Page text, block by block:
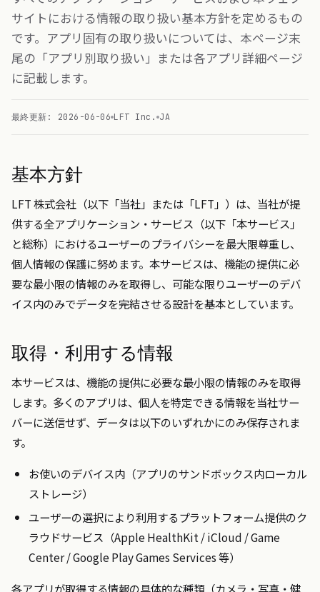
サイトにおける情報の取り扱い基本方針を定めるもの
です。アプリ固有の取り扱いについては、本ページ末
尾の「アプリ別取り扱い」または各アプリ詳細ページ
に記載します。
最終更新: 2026-06-06 LFT Inc. JA
基本方針
LFT 株式会社（以下「当社」または「LFT」）は、当社が提
供する全アプリケーション・サービス（以下「本サービス」
と総称）におけるユーザーのプライバシーを最大限尊重し、
個人情報の保護に努めます。本サービスは、機能の提供に必
要な最小限の情報のみを取得し、可能な限りユーザーのデバ
イス内のみでデータを完結させる設計を基本としています。
取得・利用する情報
本サービスは、機能の提供に必要な最小限の情報のみを取得
します。多くのアプリは、個人を特定できる情報を当社サー
バーに送信せず、データは以下のいずれかにのみ保存されま
す。
お使いのデバイス内（アプリのサンドボックス内ローカル
ストレージ）
ユーザーの選択により利用するプラットフォーム提供のク
ラウドサービス（Apple HealthKit / iCloud / Game
Center / Google Play Games Services 等）
各アプリが取得する情報の具体的な種類（カメラ・写真・健